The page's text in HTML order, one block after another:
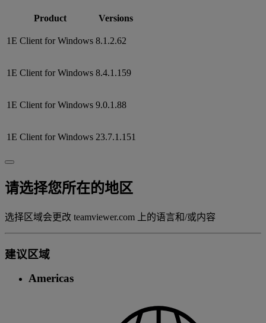
Product Versions
1E Client for Windows 8.1.2.62
1E Client for Windows 8.4.1.159
1E Client for Windows 9.0.1.88
1E Client for Windows 23.7.1.151
请选择您所在的地区
选择区域会更改 teamviewer.com 上的语言和/或内容
建议区域
Americas